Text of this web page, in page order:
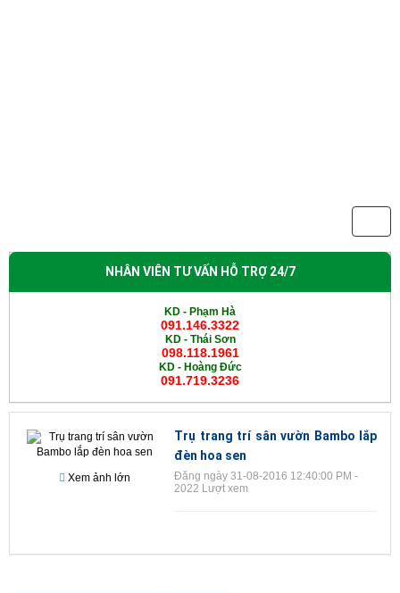
NHÂN VIÊN TƯ VẤN HỖ TRỢ 24/7
KD - Phạm Hà
091.146.3322
KD - Thái Sơn
098.118.1961
KD - Hoàng Đức
091.719.3236
Xem ảnh lớn
Trụ trang trí sân vườn Bambo lắp
đèn hoa sen
Đăng ngày 31-08-2016 12:40:00 PM -
2022 Lượt xem